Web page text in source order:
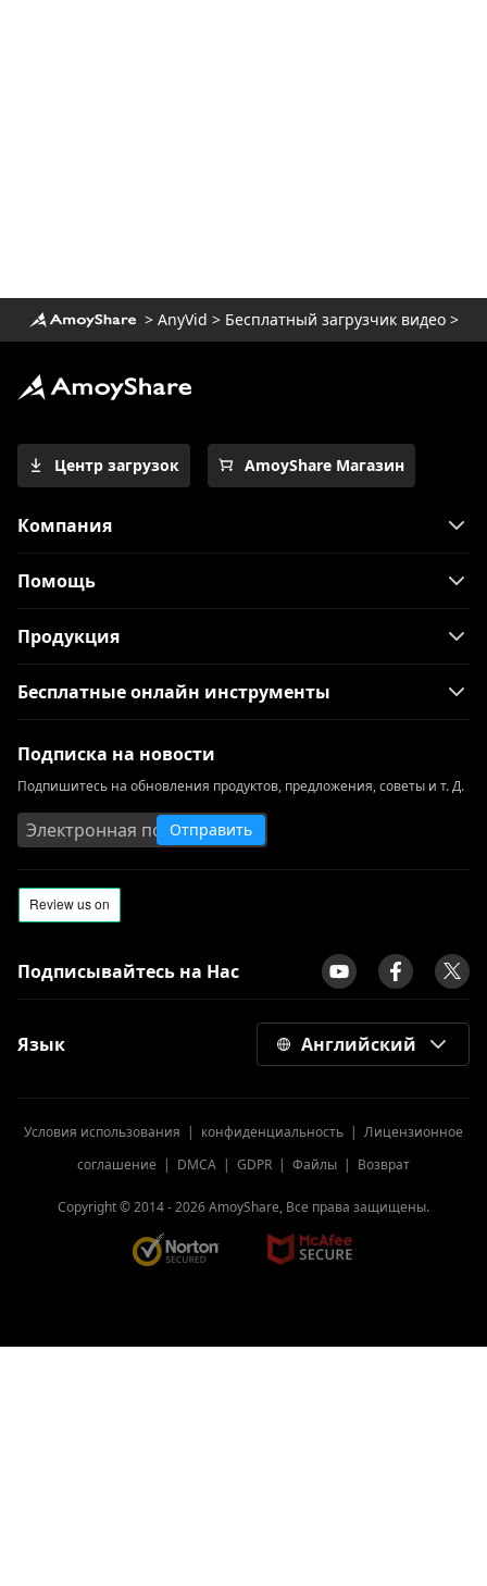
> AnyVid > Бесплатный загрузчик видео>
Центр загрузок AmoyShare Магазин
Компания
Помощь
Продукция
Бесплатные онлайн инструменты
Подписка на новости
Подпишитесь на обновления продуктов, предложения, советы и т. Д.
Отправить
Подписывайтесь на Нас
Язык Английский
Условия использования | конфиденциальность | Лицензионное
соглашение | DMCA | GDPR | Файлы | Возврат
Copyright © 2014 -2026AmoyShare, Все права защищены.